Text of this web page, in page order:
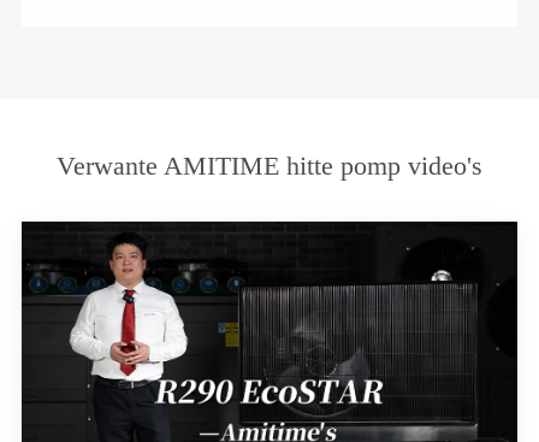
Verwante AMITIME hitte pomp video's